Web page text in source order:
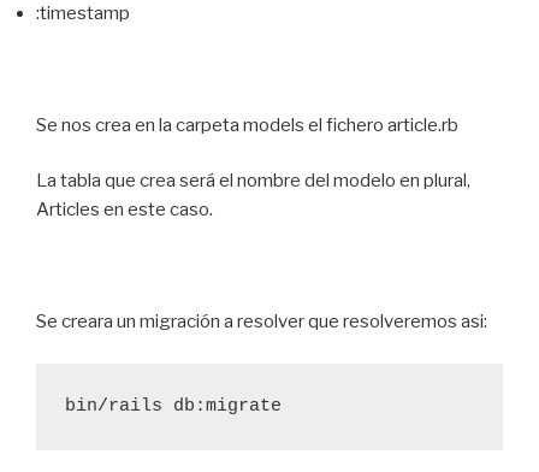
:timestamp
Se nos crea en la carpeta models el fichero article.rb
La tabla que crea será el nombre del modelo en plural,
Articles en este caso.
Se creara un migración a resolver que resolveremos asi: